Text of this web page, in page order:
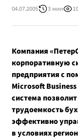
04.07.2005 3 мин
Компания
корпоративную
предприятия с
Microsoft
система
трудоемкость
эффективно
в условиях